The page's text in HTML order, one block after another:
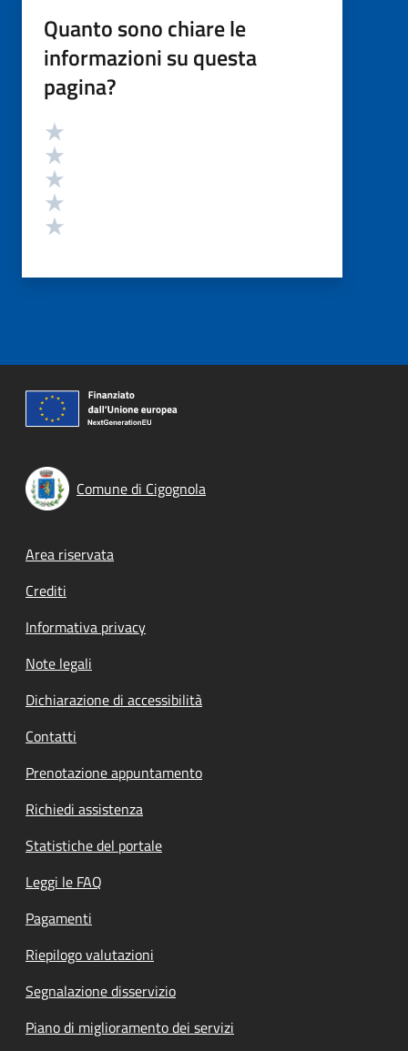
Quanto sono chiare le
informazioni su questa
pagina?
Valutazione
Comune di Cigognola
Footer menu
Area riservata
Crediti
Informativa privacy
Note legali
Dichiarazione di accessibilità
Contatti
Prenotazione appuntamento
Richiedi assistenza
Statistiche del portale
Leggi le FAQ
Pagamenti
Riepilogo valutazioni
Segnalazione disservizio
Piano di miglioramento dei servizi